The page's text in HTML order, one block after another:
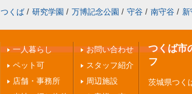
つくば / 研究学園 / 万博記念公園 / 守谷 / 南守谷 / 新
一人暮らし
ペット可
店舗・事務所
お問い合わせ
スタッフ紹介
周辺施設
つくば市
フ
茨城県つく